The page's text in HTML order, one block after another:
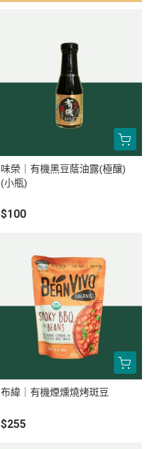
味榮｜有機黑豆蔭油露(極釀)
(小瓶)
$100
布緯｜有機煙燻燒烤斑豆
$255